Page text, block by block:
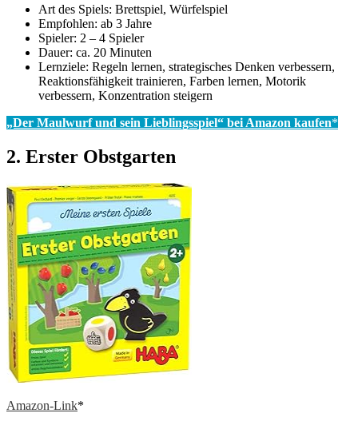
Art des Spiels: Brettspiel, Würfelspiel
Empfohlen: ab 3 Jahre
Spieler: 2 – 4 Spieler
Dauer: ca. 20 Minuten
Lernziele: Regeln lernen, strategisches Denken verbessern,
Reaktionsfähigkeit trainieren, Farben lernen, Motorik
verbessern, Konzentration steigern
„Der Maulwurf und sein Lieblingsspiel“ bei Amazon kaufen*
2. Erster Obstgarten
Amazon-Link*